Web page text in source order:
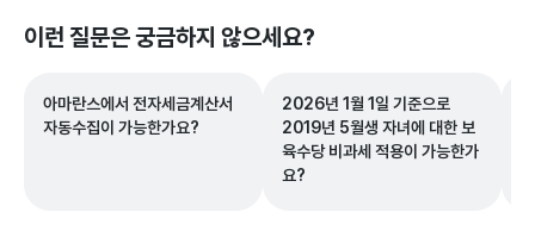
이런 질문은 궁금하지 않으세요?
아마란스에서 전자세금계산서
자동수집이 가능한가요?
2026년 1월 1일 기준으로
2019년 5월생 자녀에 대한 보
육수당 비과세 적용이 가능한가
요?